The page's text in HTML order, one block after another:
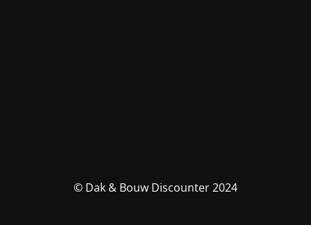
© Dak & Bouw Discounter 2024